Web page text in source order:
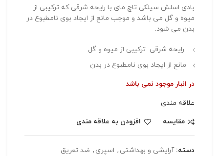
بادی اسلش سیلکی تاچ مای با رایحه شرقی که ترکیبی از
میوه و گل می باشد و موجب مانع از ایجاد بوی نامطبوع در
بدن می شود.
رایحه شرقی ترکیبی از میوه و گل
مانع از ایجاد بوی نامطبوع در بدن
در انبار موجود نمی باشد
علاقه مندی
مقایسه
افزودن به علاقه مندی
دسته: آرایشی و بهداشتی , اسپری , ضد تعریق